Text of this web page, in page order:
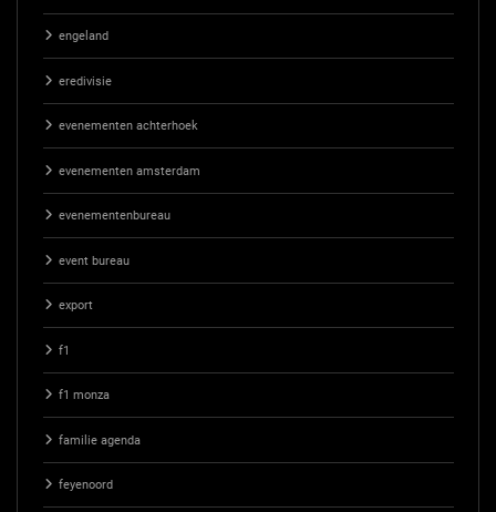
engeland
eredivisie
evenementen achterhoek
evenementen amsterdam
evenementenbureau
event bureau
export
f1
f1 monza
familie agenda
feyenoord